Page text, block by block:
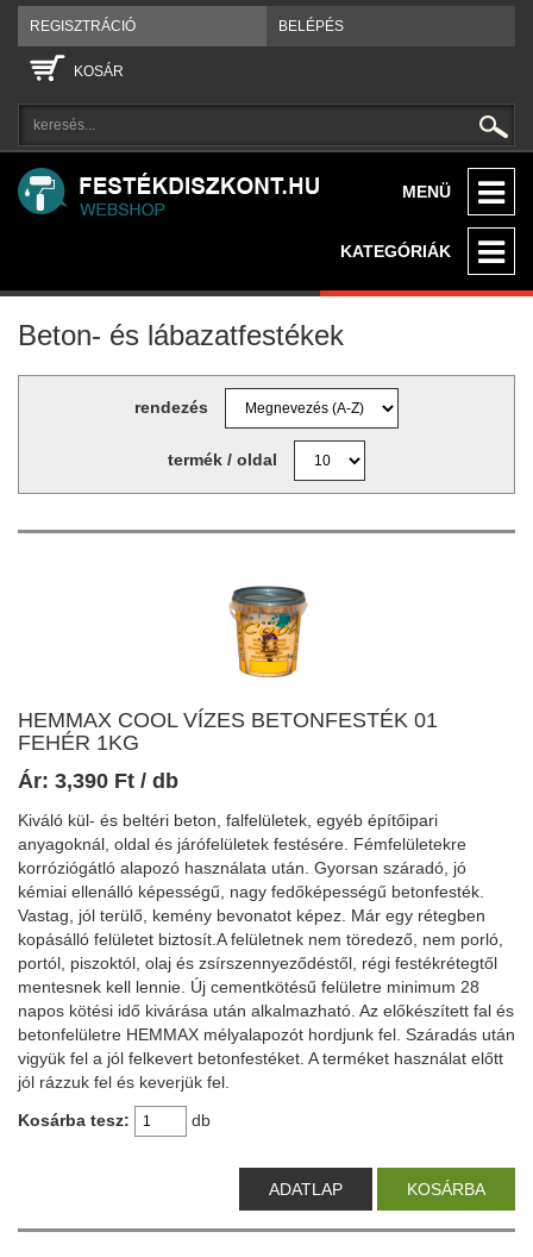
REGISZTRÁCIÓ BELÉPÉS
KOSÁR
MENÜ
KATEGÓRIÁK
Beton- és lábazatfestékek
rendezés
termék / oldal
HEMMAX COOL VÍZES BETONFESTÉK 01
FEHÉR 1KG
Ár: 3,390 Ft / db
Kiváló kül- és beltéri beton, falfelületek, egyéb építőipari
anyagoknál, oldal és járófelületek festésére. Fémfelületekre
korróziógátló alapozó használata után. Gyorsan száradó, jó
kémiai ellenálló képességű, nagy fedőképességű betonfesték.
Vastag, jól terülő, kemény bevonatot képez. Már egy rétegben
kopásálló felületet biztosít.A felületnek nem töredező, nem porló,
portól, piszoktól, olaj és zsírszennyeződéstől, régi festékrétegtől
mentesnek kell lennie. Új cementkötésű felületre minimum 28
napos kötési idő kivárása után alkalmazható. Az előkészített fal és
betonfelületre HEMMAX mélyalapozót hordjunk fel. Száradás után
vigyük fel a jól felkevert betonfestéket. A terméket használat előtt
jól rázzuk fel és keverjük fel.
Kosárba tesz:
db
ADATLAP KOSÁRBA